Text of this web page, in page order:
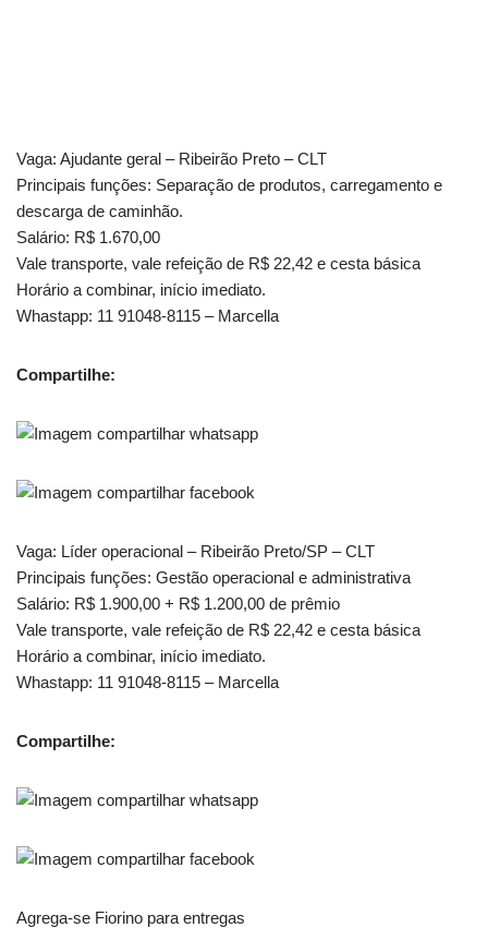
Vaga: Ajudante geral – Ribeirão Preto – CLT
Principais funções: Separação de produtos, carregamento e
descarga de caminhão.
Salário: R$ 1.670,00
Vale transporte, vale refeição de R$ 22,42 e cesta básica
Horário a combinar, início imediato.
Whastapp: 11 91048-8115 – Marcella
Compartilhe:
Vaga: Líder operacional – Ribeirão Preto/SP – CLT
Principais funções: Gestão operacional e administrativa
Salário: R$ 1.900,00 + R$ 1.200,00 de prêmio
Vale transporte, vale refeição de R$ 22,42 e cesta básica
Horário a combinar, início imediato.
Whastapp: 11 91048-8115 – Marcella
Compartilhe:
Agrega-se Fiorino para entregas